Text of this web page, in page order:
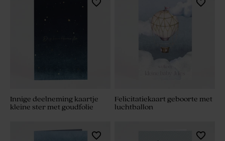
Innige deelneming kaartje
kleine ster met goudfolie
Felicitatiekaart geboorte met
luchtballon